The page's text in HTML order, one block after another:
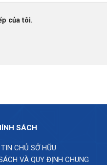
của tôi.
SÁCH
CHỦ SỞ HỮU
VÀ QUY ĐỊNH CHUNG